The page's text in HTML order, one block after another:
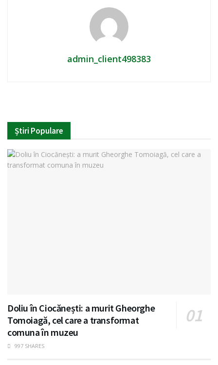
admin_client498383
Știri Populare
Doliu în Ciocănești: a murit Gheorghe
Tomoiagă, cel care a transformat
comuna în muzeu
997 SHARES